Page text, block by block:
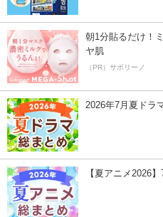
朝1分貼るだけ！
ヤ肌
（PR）サボリーノ
2026年7月夏ドラ
【夏アニメ2026